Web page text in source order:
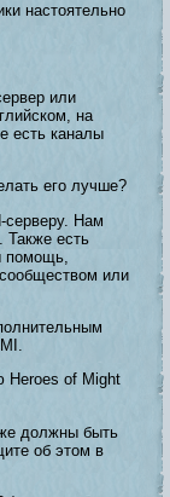
настоятельно
или
на
есть каналы
его лучше?
серверу. Нам
Также есть
помощь,
или
Heroes of Might
должны быть
об этом в